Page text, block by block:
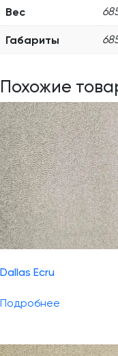
Вес
Габариты
Похожие
Dallas Ecru
Подробнее